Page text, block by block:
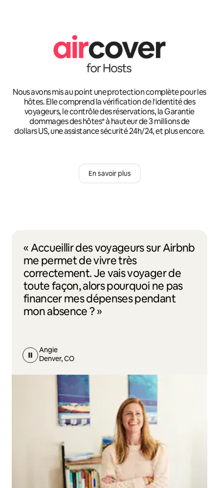
Nous avons mis au point une protection complète pour les
hôtes. Elle comprend la vérification de l'identité des
voyageurs, le contrôle des réservations, la Garantie
dommages des hôtes* à hauteur de 3 millions de
dollars US, une assistance sécurité 24h/24, et plus encore.
En savoir plus
« Accueillir des voyageurs sur Airbnb
me permet de vivre très
correctement. Je vais voyager de
toute façon, alors pourquoi ne pas
financer mes dépenses pendant
mon absence ? »
Angie
Denver, CO